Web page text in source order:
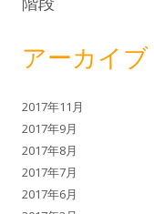
アーカイブ
2017年11月
2017年9月
2017年8月
2017年7月
2017年6月